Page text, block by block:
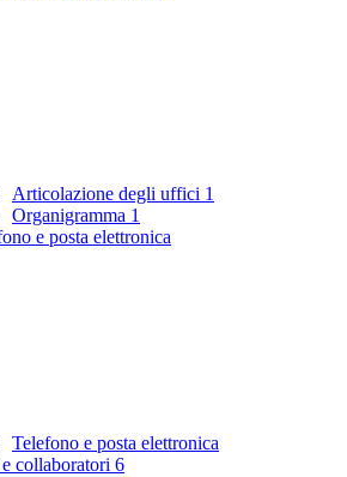
Articolazione degli uffici 1
Organigramma 1
e posta elettronica
Telefono e posta elettronica
collaboratori 6